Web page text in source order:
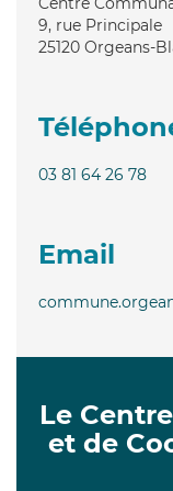
9, rue Principale
25120 Orgeans-
03 81 64 26 78
Email
Le
et de